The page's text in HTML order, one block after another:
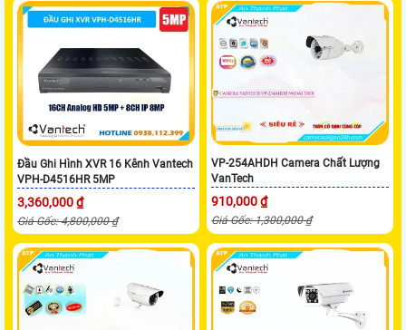
Đầu Ghi Hình XVR 16 Kênh Vantech
VPH-D4516HR 5MP
3,360,000 ₫
Giá Gốc: 4,800,000 ₫
VP-254AHDH Camera Chất Lượng
VanTech
910,000 ₫
Giá Gốc: 1,300,000 ₫